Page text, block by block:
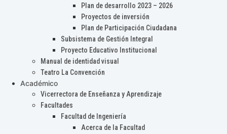
Plan de desarrollo 2023 – 2026
Proyectos de inversión
Plan de Participación Ciudadana
Subsistema de Gestión Integral
Proyecto Educativo Institucional
Manual de identidad visual
Teatro La Convención
Académico
Vicerrectora de Enseñanza y Aprendizaje
Facultades
Facultad de Ingeniería
Acerca de la Facultad